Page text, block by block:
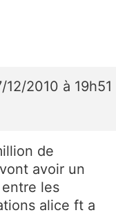
12/2010 à 19h51
de
avoir un
les
alice ft a